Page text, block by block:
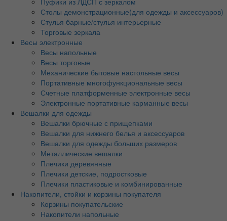
Столы демонстрационные(для одежды и аксессуаров)
Стулья барные/стулья интерьерные
Торговые зеркала
Весы электронные
Весы напольные
Весы торговые
Механические бытовые настольные весы
Портативные многофункциональные весы
Счетные платформенные электронные весы
Электронные портативные карманные весы
Вешалки для одежды
Вешалки брючные с прищепками
Вешалки для нижнего белья и аксессуаров
Вешалки для одежды больших размеров
Металлические вешалки
Плечики деревянные
Плечики детские, подростковые
Плечики пластиковые и комбинированные
Накопители, стойки и корзины покупателя
Корзины покупательские
Накопители напольные